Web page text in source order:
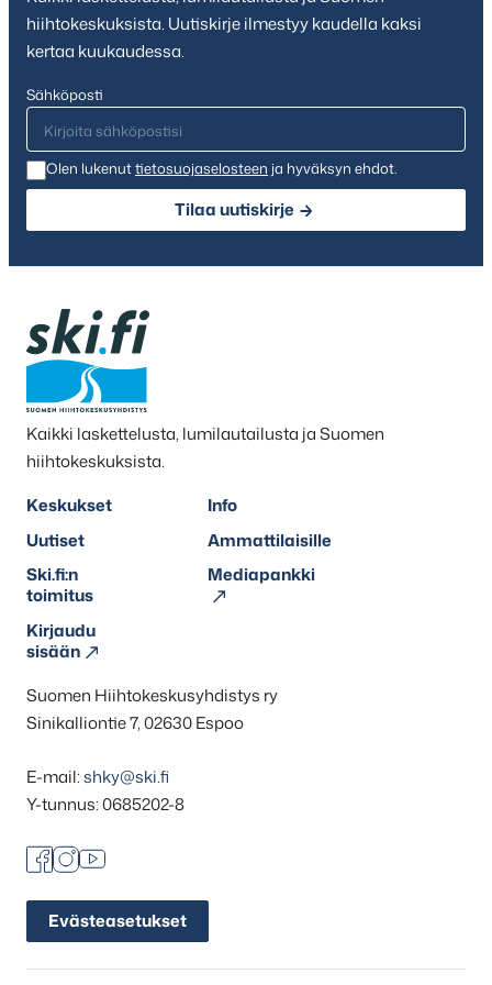
hiihtokeskuksista. Uutiskirje ilmestyy kaudella kaksi
kertaa kuukaudessa.
Sähköposti
Olen lukenuttietosuojaselosteen ja hyväksyn ehdot.
Tilaa uutiskirje
Kaikki laskettelusta, lumilautailusta ja Suomen
hiihtokeskuksista.
Keskukset
Info
Uutiset
Ammattilaisille
Ski.fi:n
toimitus
Mediapankki
Kirjaudu
sisään
Suomen Hiihtokeskusyhdistys ry
Sinikalliontie 7, 02630 Espoo
E-mail:shky@ski.fi
Y-tunnus: 0685202-8
Facebook
Instagram
Youtube
Evästeasetukset